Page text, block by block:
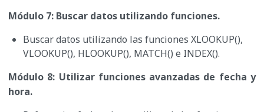
Módulo 7: Buscar datos utilizando funciones.
Buscar datos utilizando las funciones XLOOKUP(),
VLOOKUP(), HLOOKUP(), MATCH() e INDEX().
Módulo 8: Utilizar funciones avanzadas de fecha y
hora.